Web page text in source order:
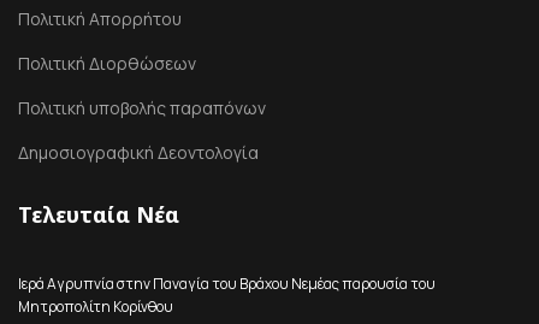
Πολιτική Απορρήτου
Πολιτική Διορθώσεων
Πολιτική υποβολής παραπόνων
Δημοσιογραφική Δεοντολογία
Τελευταία Νέα
Ιερά Αγρυπνία στην Παναγία του Βράχου Νεμέας παρουσία του
Μητροπολίτη Κορίνθου